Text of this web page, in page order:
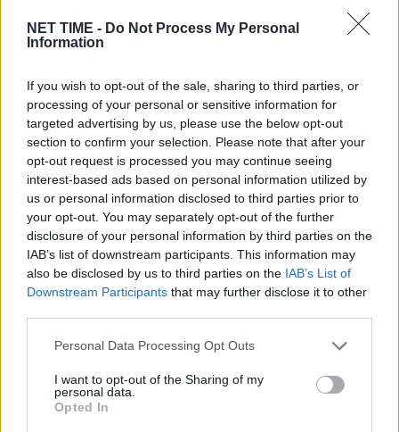
NET TIME - Do Not Process My Personal
Information
If you wish to opt-out of the sale, sharing to third parties, or
processing of your personal or sensitive information for
targeted advertising by us, please use the below opt-out
section to confirm your selection. Please note that after your
opt-out request is processed you may continue seeing
interest-based ads based on personal information utilized by
us or personal information disclosed to third parties prior to
your opt-out. You may separately opt-out of the further
disclosure of your personal information by third parties on the
IAB’s list of downstream participants. This information may
also be disclosed by us to third parties on the IAB’s List of
Downstream Participants that may further disclose it to other
Personal Data Processing Opt Outs
I want to opt-out of the Sharing of my
personal data.
Opted In
8211 γυναίκα δάγκωσε Διάφορα
Ελλάδα
Ελληνική
Λαγοκέφαλος παραλία
περιστατικό
Ακολουθήστε μας